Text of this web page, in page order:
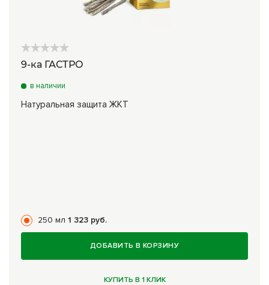
9-ка ГАСТРО
в наличии
Натуральная защита ЖКТ
250 мл 1 323 руб.
ДОБАВИТЬ В КОРЗИНУ
КУПИТЬ В 1 КЛИК